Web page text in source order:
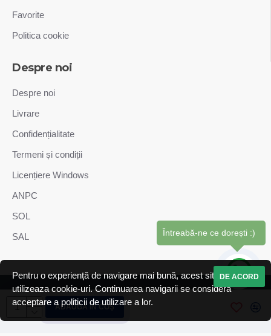
ADAUGĂ ÎN COŞ
Favorite
Politica cookie
Despre noi
Despre noi
Livrare
Confidențialitate
Termeni și condiții
Licențiere Windows
ANPC
SOL
SAL
Copyright © GiaSistem SRL. Toate drepturile sunt rezervate.
Întreabă-ne ce dorești :)
DE ACORD
Pentru o experiență de navigare mai bună, acest site web
utilizeaza cookie-uri. Continuarea navigarii se considera
acceptare a politicii de utilizare a lor.